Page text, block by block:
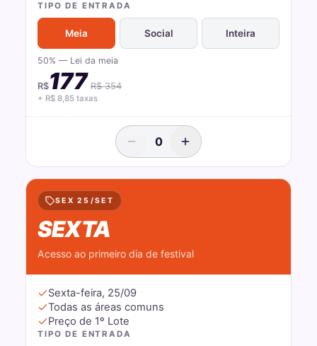
TIPO DE ENTRADA
Meia Social Inteira
50% — Lei da meia
R$177 R$354
+ R$ 8,85 taxas
0
SEX 25/SET
SEXTA
Acesso ao primeiro dia de festival
Sexta-feira, 25/09
Todas as áreas comuns
Preço de 1º Lote
TIPO DE ENTRADA